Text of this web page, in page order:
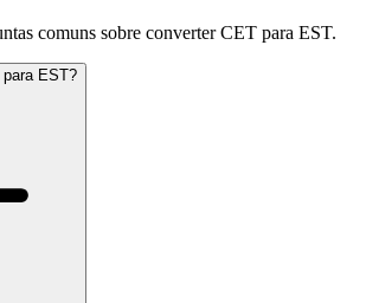
comuns sobre converter CET para EST.
EST?